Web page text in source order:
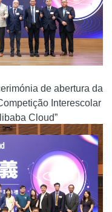
ia de abertura da
Interescolar
Cloud”